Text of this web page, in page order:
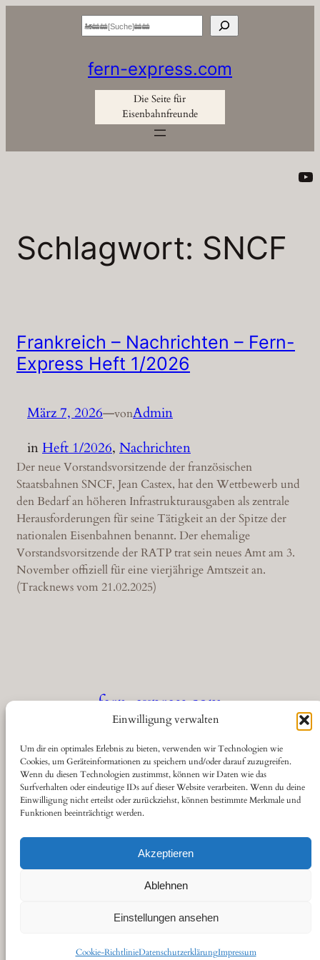
Einwilligung verwalten
Um dir ein optimales Erlebnis zu bieten, verwenden wir Technologien wie
Cookies, um Geräteinformationen zu speichern und/oder darauf zuzugreifen.
Wenn du diesen Technologien zustimmst, können wir Daten wie das
Surfverhalten oder eindeutige IDs auf dieser Website verarbeiten. Wenn du deine
Einwilligung nicht erteilst oder zurückziehst, können bestimmte Merkmale und
Funktionen beeinträchtigt werden.
Akzeptieren
Ablehnen
Einstellungen ansehen
Cookie-RichtlinieDatenschutzerklärungImpressum
Suchen
fern-express.com
Die Seite für
Eisenbahnfreunde
Schlagwort: SNCF
Frankreich – Nachrichten – Fern-
Express Heft 1/2026
März 7, 2026—vonAdmin
inHeft 1/2026, Nachrichten
Der neue Vorstandsvorsitzende der französischen
Staatsbahnen SNCF, Jean Castex, hat den Wettbewerb und
den Bedarf an höheren Infrastrukturausgaben als zentrale
Herausforderungen für seine Tätigkeit an der Spitze der
nationalen Eisenbahnen benannt. Der ehemalige
Vorstandsvorsitzende der RATP trat sein neues Amt am 3.
November offiziell für eine vierjährige Amtszeit an.
(Tracknews vom 21.02.2025)
fern-express.com
Die Seite für Eisenbahnfreunde
Über
Kontakt
Datenschutz
Datenschutzerklärung
Haftungsausschluss
Impressum
Social
sitestoserve.de